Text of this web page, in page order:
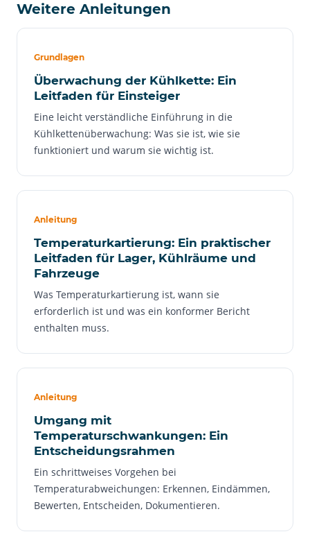
Weitere Anleitungen
Grundlagen
Überwachung der Kühlkette: Ein
Leitfaden für Einsteiger
Eine leicht verständliche Einführung in die
Kühlkettenüberwachung: Was sie ist, wie sie
funktioniert und warum sie wichtig ist.
Anleitung
Temperaturkartierung: Ein praktischer
Leitfaden für Lager, Kühlräume und
Fahrzeuge
Was Temperaturkartierung ist, wann sie
erforderlich ist und was ein konformer Bericht
enthalten muss.
Anleitung
Umgang mit
Temperaturschwankungen: Ein
Entscheidungsrahmen
Ein schrittweises Vorgehen bei
Temperaturabweichungen: Erkennen, Eindämmen,
Bewerten, Entscheiden, Dokumentieren.